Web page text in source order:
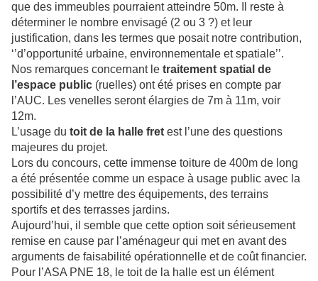
que des immeubles pourraient atteindre 50m. Il reste à
déterminer le nombre envisagé (2 ou 3 ?) et leur
justification, dans les termes que posait notre contribution,
‘’d’opportunité urbaine, environnementale et spatiale’’.
Nos remarques concernant le traitement spatial de
l’espace public (ruelles) ont été prises en compte par
l’AUC. Les venelles seront élargies de 7m à 11m, voir
12m.
L’usage du toit de la halle fret est l’une des questions
majeures du projet.
Lors du concours, cette immense toiture de 400m de long
a été présentée comme un espace à usage public avec la
possibilité d’y mettre des équipements, des terrains
sportifs et des terrasses jardins.
Aujourd’hui, il semble que cette option soit sérieusement
remise en cause par l’aménageur qui met en avant des
arguments de faisabilité opérationnelle et de coût financier.
Pour l’ASA PNE 18, le toit de la halle est un élément